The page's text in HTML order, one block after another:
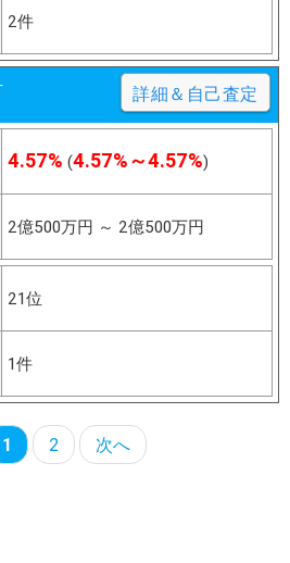
2件
詳細＆自己査定
4.57% (4.57%～4.57%)
2億500万円 ～ 2億500万円
21位
1件
1 2 次へ